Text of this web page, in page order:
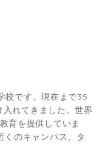
校です。現在まで35
れてきました。世界
育を提供していま
くのキャンパス、タ